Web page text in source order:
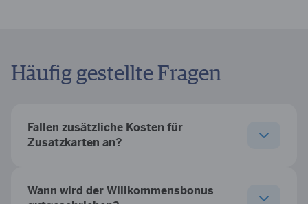
Häufig gestellte Fragen
Fallen zusätzliche Kosten für
Zusatzkarten an?
Wann wird der Willkommensbonus